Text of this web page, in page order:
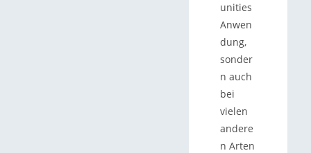
unities
Anwen
dung,
sonder
n auch
bei
vielen
andere
n Arten